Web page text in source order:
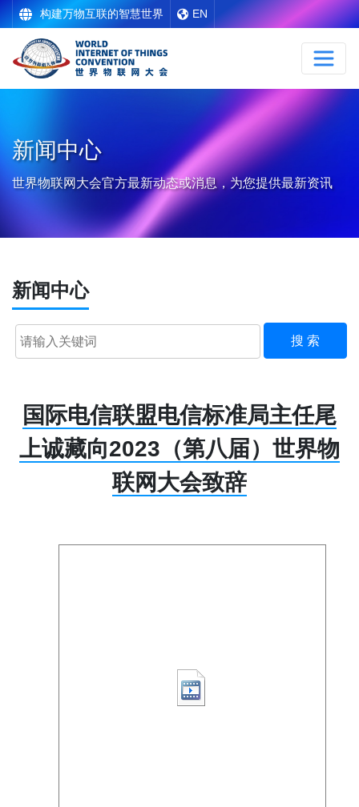
构建万物互联的智慧世界 EN
新闻中心
世界物联网大会官方最新动态或消息，为您提供最新资讯
新闻中心
搜 索
国际电信联盟电信标准局主任尾
上诚藏向2023（第八届）世界物
联网大会致辞